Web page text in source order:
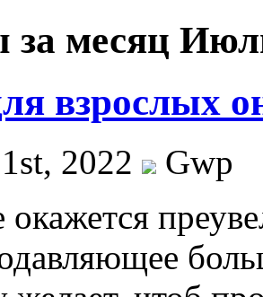
месяц
взрослых
2022
Gwp